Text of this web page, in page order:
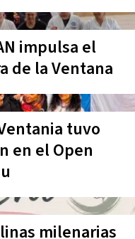
impulsa el
de la Ventana
tuvo
en el Open
milenarias